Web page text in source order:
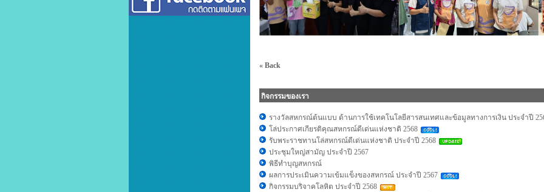
« Back
กิจกรรมของเรา
รางวัลสหกรณ์ต้นแบบ ด้านการใช้เทคโนโลยีสารสนเทศและข้อมูลทางการเงิน ประจำปี
โล่ประกาศเกียรติคุณสหกรณ์ดีเด่นแห่งชาติ 2568
รับพระราชทานโล่สหกรณ์ดีเด่นแห่งชาติ ประจำปี 2568
ประชุมใหญ่สามัญ ประจำปี 2567
พิธีทำบุญสหกรณ์
ผลการประเมินความเข้มแข็งของสหกรณ์ ประจำปี 2567
กิจกรรมบริจาคโลหิต ประจำปี 2568